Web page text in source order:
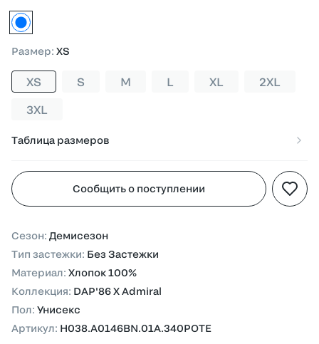
черный
Размер: XS
XS S M L XL 2XL
3XL
Таблица размеров
Сообщить о поступлении
Сезон: Демисезон
Тип застежки: Без Застежки
Материал: Хлопок 100%
Коллекция: DAP'86 X Admiral
Пол: Унисекс
Артикул: H038.A0146BN.01A.340POTE